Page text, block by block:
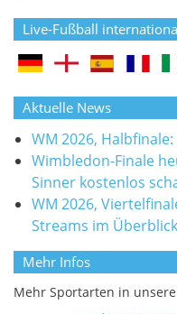
Live-Fußball
Aktuelle News
WM 2026,
Wimbledon-Finale
Sinner kostenlos
WM 2026,
Streams im Überblick
Mehr Infos
Mehr Sportarten in